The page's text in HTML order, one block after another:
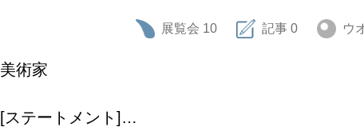
展覧会 10 記事 0 ウ
美術家
[ステートメント]